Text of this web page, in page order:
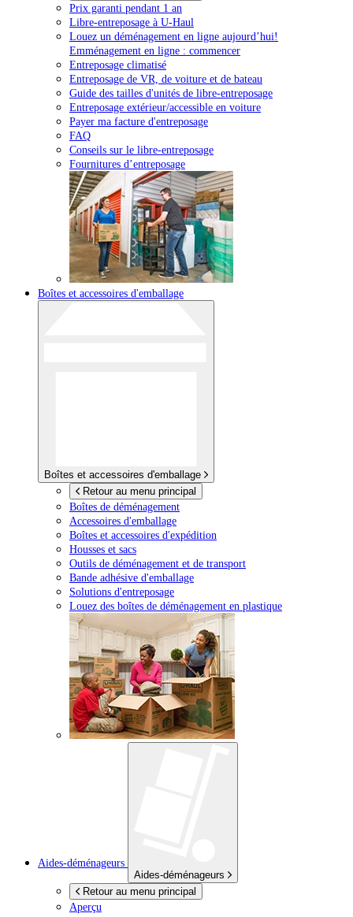
Prix garanti pendant 1 an
Libre-entreposage à U-Haul
Louez un déménagement en ligne aujourd’hui!
Emménagement en ligne : commencer
Entreposage climatisé
Entreposage de VR, de voiture et de bateau
Guide des tailles d'unités de libre-entreposage
Entreposage extérieur/accessible en voiture
Payer ma facture d'entreposage
FAQ
Conseils sur le libre-entreposage
Fournitures d’entreposage
Boîtes et accessoires d'emballage
Boîtes et accessoires d'emballage
Retour au menu principal
Boîtes de déménagement
Accessoires d'emballage
Boîtes et accessoires d'expédition
Housses et sacs
Outils de déménagement et de transport
Bande adhésive d'emballage
Solutions d'entreposage
Louez des boîtes de déménagement en plastique
Aides-déménageurs
Aides-déménageurs
Retour au menu principal
Aperçu